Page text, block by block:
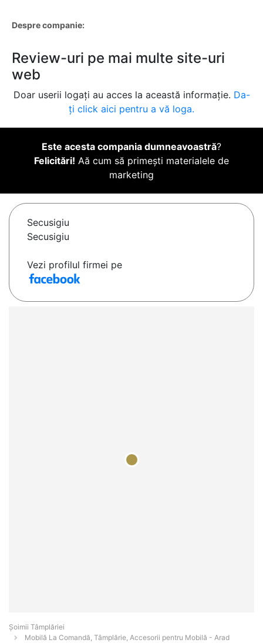
Despre companie:
Review-uri pe mai multe site-uri
web
Doar userii logați au acces la această informație. Da-
ți click aici pentru a vă loga.
Este acesta compania dumneavoastră?
Felicitări! Aă cum să primești materialele de
marketing
Secusigiu
Secusigiu
Vezi profilul firmei pe
Șoimii Tâmplăriei
Mobilă La Comandă, Tâmplărie, Accesorii pentru Mobilă - Arad